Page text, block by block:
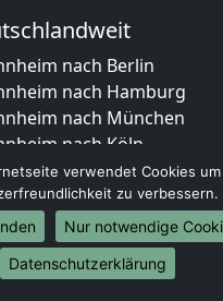
nach Berlin
nach Hamburg
nach München
nach Köln
nach Frankfurt am
nach Stuttgart
nach Düsseldorf
nach Leipzig
nach Dortmund
verwendet Cookies um
zu verbessern.
Nur notwendige
Datenschutzerklärung